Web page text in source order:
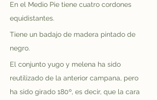
En el Medio Pie tiene cuatro cordones
equidistantes.
Tiene un badajo de madera pintado de
negro.
El conjunto yugo y melena ha sido
reutilizado de la anterior campana, pero
ha sido girado 180º, es decir, que la cara